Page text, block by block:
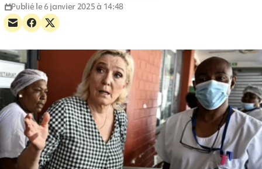
Publié le 6 janvier 2025 à 14:48